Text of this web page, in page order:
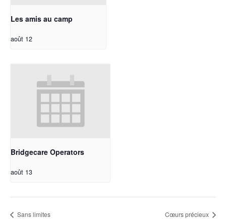
Les amis au camp
août 12
Bridgecare Operators
août 13
Sans limites Cœurs précieux